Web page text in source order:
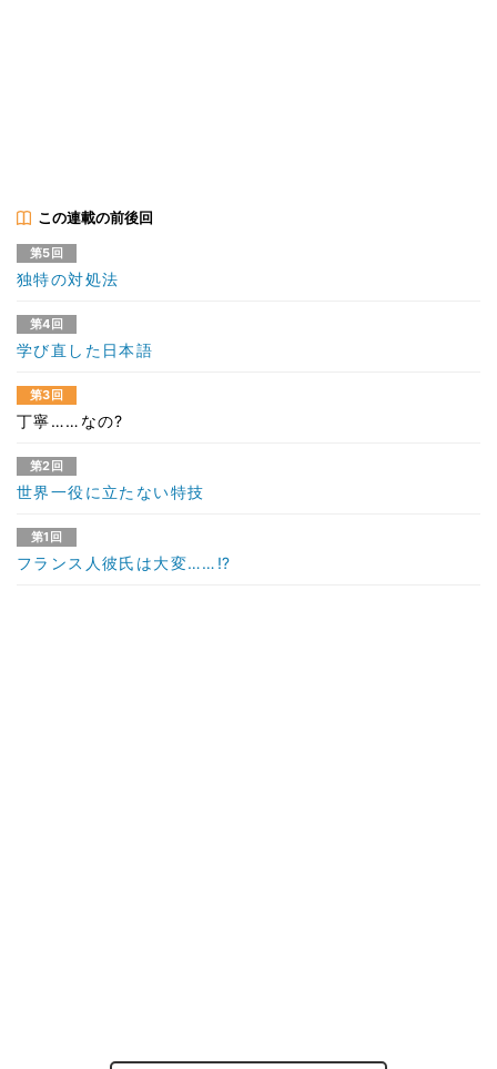
この連載の前後回
第5回
独特の対処法
第4回
学び直した日本語
第3回
丁寧……なの?
第2回
世界一役に立たない特技
第1回
フランス人彼氏は大変……⁉